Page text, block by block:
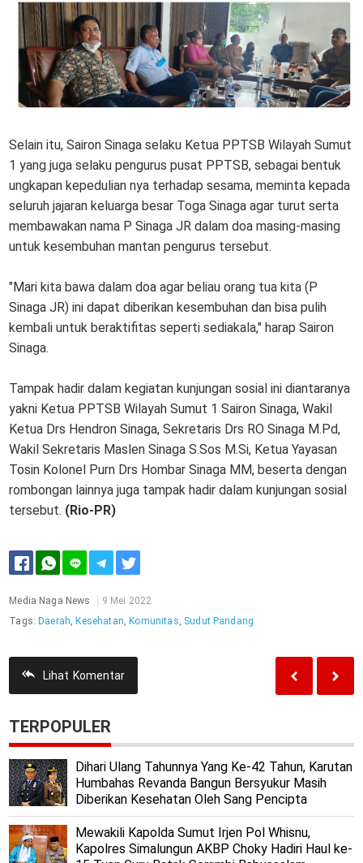
Selain itu, Sairon Sinaga selaku Ketua PPTSB Wilayah Sumut
1 yang juga selaku pengurus pusat PPTSB, sebagai bentuk
ungkapan kepedulian nya terhadap sesama, meminta kepada
seluruh jajaran keluarga besar Toga Sinaga agar turut serta
membawakan nama P Sinaga JR dalam doa masing-masing
untuk kesembuhan mantan pengurus tersebut.
"Mari kita bawa dalam doa agar beliau orang tua kita (P
Sinaga JR) ini dapat diberikan kesembuhan dan bisa pulih
kembali untuk beraktifitas seperti sediakala," harap Sairon
Sinaga.
Tampak hadir dalam kegiatan kunjungan sosial ini diantaranya
yakni Ketua PPTSB Wilayah Sumut 1 Sairon Sinaga, Wakil
Ketua Drs Hendron Sinaga, Sekretaris Drs RO Sinaga M.Pd,
Wakil Sekretaris Maslen Sinaga S.Sos M.Si, Ketua Yayasan
Tosin Kolonel Purn Drs Hombar Sinaga MM, beserta dengan
rombongan lainnya juga tampak hadir dalam kunjungan sosial
tersebut. (Rio-PR)
Media Naga News
9 Mei 2022
Tags:Daerah ,Kesehatan ,Komunitas Sudut Pandang
Lihat Komentar
TERPOPULER
Dihari Ulang Tahunnya Yang Ke-42 Tahun, Karutan
Humbahas Revanda Bangun Bersyukur Masih
Diberikan Kesehatan Oleh Sang Pencipta
Mewakili Kapolda Sumut Irjen Pol Whisnu,
Kapolres Simalungun AKBP Choky Hadiri Haul ke-